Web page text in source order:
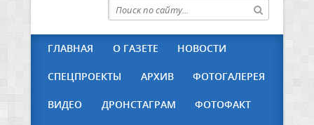
ГЛАВНАЯ О ГАЗЕТЕ НОВОСТИ
СПЕЦПРОЕКТЫ АРХИВ ФОТОГАЛЕРЕЯ
ВИДЕО ДРОНСТАГРАМ ФОТОФАКТ